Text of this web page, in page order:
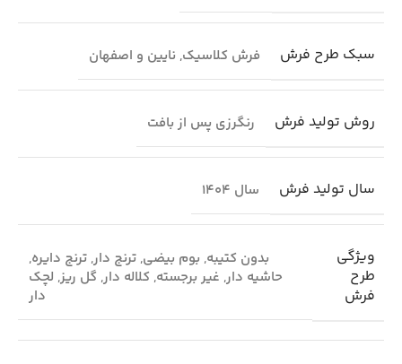
سبک طرح فرش فرش کلاسیک, نایین و اصفهان
روش تولید فرش رنگرزی پس از بافت
سال تولید فرش سال 1404
ویژگی
طرح
فرش
بدون کتیبه, بوم بیضی, ترنج دار, ترنج دایره,
حاشیه دار, غیر برجسته, کلاله دار, گل ریز, لچک
دار